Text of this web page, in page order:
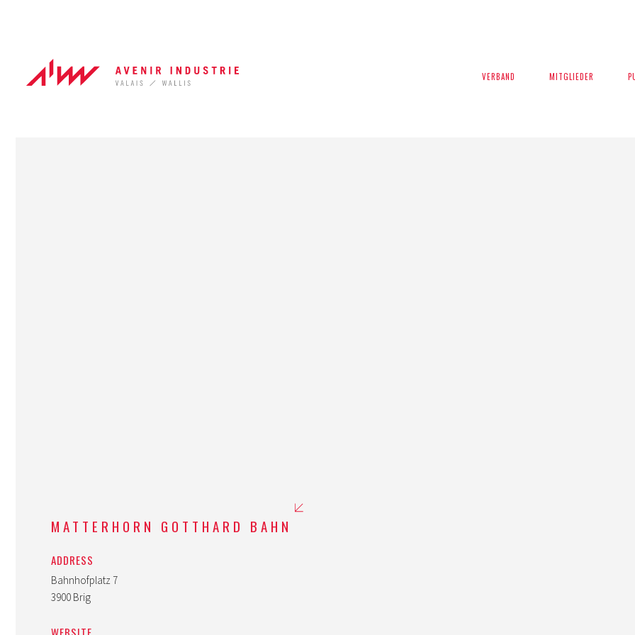
VERBAND MITGLIEDER
VERBAND MITGLIEDER
MATTERHORN GOTTHARD BAHN
ADDRESS
Bahnhofplatz 7
3900 Brig
WEBSITE